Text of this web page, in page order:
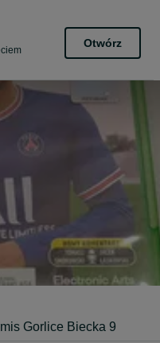
Otwórz
Gorlice Biecka 9